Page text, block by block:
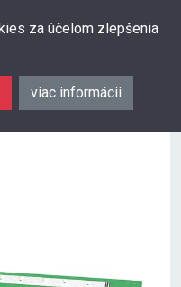
za účelom zlepšenia
viac informácii